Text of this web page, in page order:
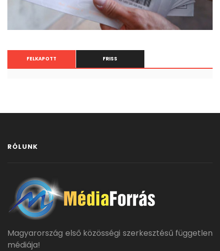
FELKAPOTT FRISS
RÓLUNK
Magyarország első közösségi szerkesztésű független
médiája!